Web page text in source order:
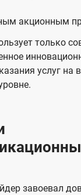
акционным
только
услуг на
завоевал